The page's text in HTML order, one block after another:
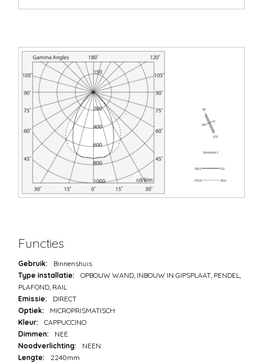
Functies
Gebruik:
Binnenshuis
Type installatie:
OPBOUW WAND, INBOUW IN GIPSPLAAT, PENDEL,
PLAFOND, RAIL
Emissie:
DIRECT
Optiek:
MICROPRISMATISCH
Kleur:
CAPPUCCINO
Dimmen:
NEE
Noodverlichting:
NEEN
Lengte:
2240mm